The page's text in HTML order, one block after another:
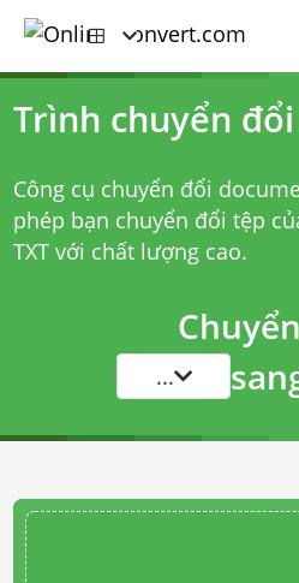
Trình chuyển đổi
Công cụ chuyển đổi
phép bạn chuyển đổi tệp
TXT với chất lượng cao.
...